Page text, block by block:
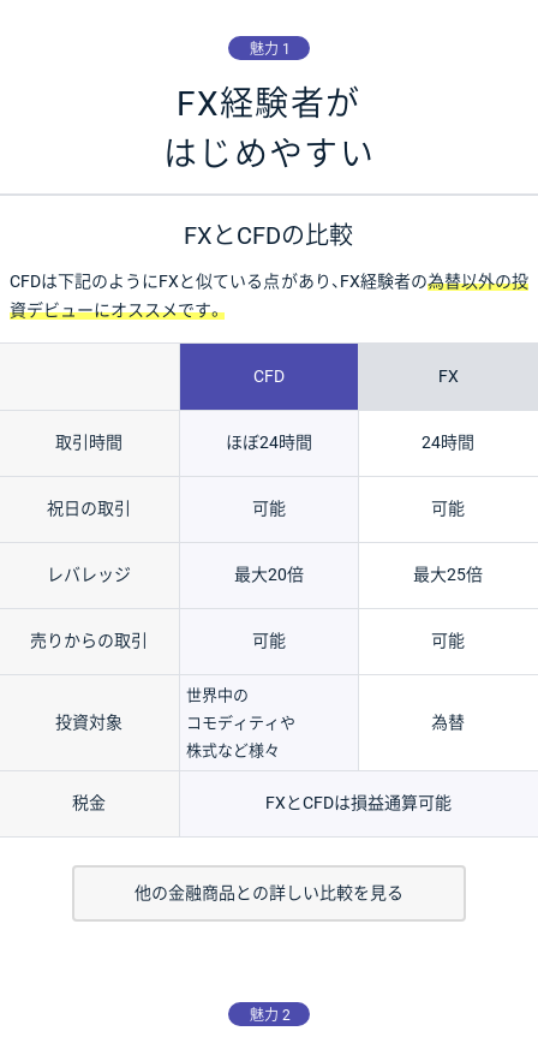
魅力 1
FX経験者が
はじめやすい
FXとCFDの比較
CFDは下記のようにFXと似ている点があり、FX経験者の為替以外の投
資デビューにオススメです。
CFD FX
取引時間 ほぼ24時間 24時間
祝日の取引 可能 可能
レバレッジ 最大20倍 最大25倍
売りからの取引 可能 可能
投資対象
世界中の
コモディティや
株式など様々
為替
税金 FXとCFDは損益通算可能
他の金融商品との詳しい比較を見る
魅力 2